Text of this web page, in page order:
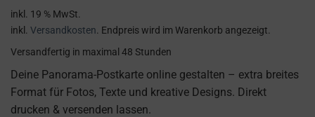
inkl. 19 % MwSt.
inkl. Versandkosten. Endpreis wird im Warenkorb angezeigt.
Versandfertig in maximal 48 Stunden
Deine Panorama-Postkarte online gestalten – extra breites
Format für Fotos, Texte und kreative Designs. Direkt
drucken & versenden lassen.